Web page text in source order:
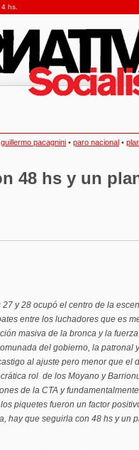
hs.
guillermo pacagnini • paro nacional •
48 hs y un
y 28 ocupó el centro de la
entre los luchadores que es
masiva de la bronca y la
del gobierno, la patronal
al ajuste pero menor que el
rol de los Moyano y
de la CTA y
piquetes fueron un factor
hay que seguirla con 48 hs y un